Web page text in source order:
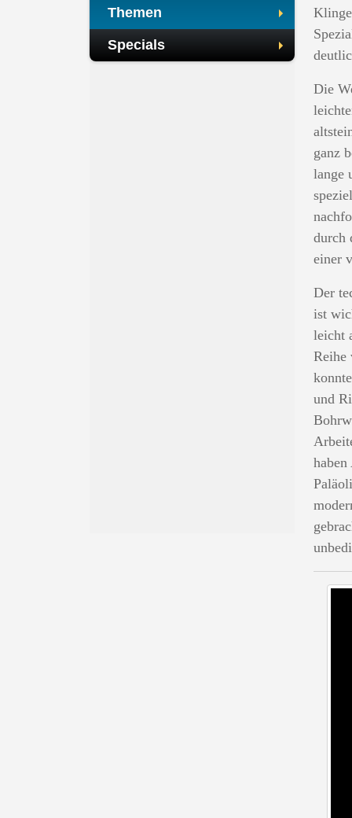
Themen
Specials
Die
ganz
lange
durch
einer
Der
ist
leicht
Reihe
und